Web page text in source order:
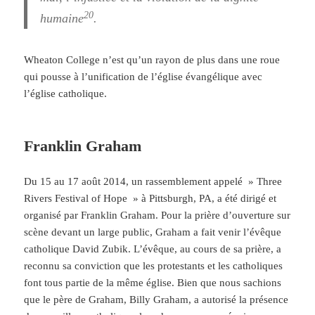
humaine20.
Wheaton College n’est qu’un rayon de plus dans une roue
qui pousse à l’unification de l’église évangélique avec
l’église catholique.
Franklin Graham
Du 15 au 17 août 2014, un rassemblement appelé » Three
Rivers Festival of Hope » à Pittsburgh, PA, a été dirigé et
organisé par Franklin Graham. Pour la prière d’ouverture sur
scène devant un large public, Graham a fait venir l’évêque
catholique David Zubik. L’évêque, au cours de sa prière, a
reconnu sa conviction que les protestants et les catholiques
font tous partie de la même église. Bien que nous sachions
que le père de Graham, Billy Graham, a autorisé la présence